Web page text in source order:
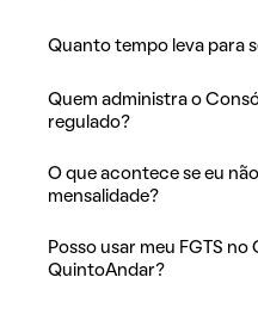
Quanto tempo leva para
Quem administra o
regulado?
O que acontece se eu
mensalidade?
Posso usar meu FGTS
QuintoAndar?